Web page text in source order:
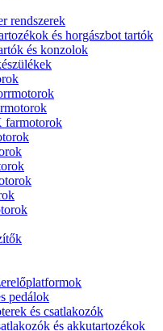
rendszerek
és horgászbot tartók
és konzolok
farmotorok
pedálok
és csatlakozók
és akkutartozékok